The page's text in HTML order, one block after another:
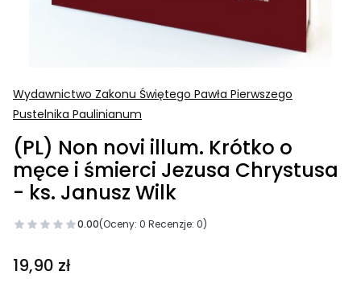
Wydawnictwo Zakonu Świętego Pawła Pierwszego
Pustelnika Paulinianum
(PL) Non novi illum. Krótko o
męce i śmierci Jezusa Chrystusa
- ks. Janusz Wilk
0.00(Oceny: 0 Recenzje: 0)
Cena
19,90 zł